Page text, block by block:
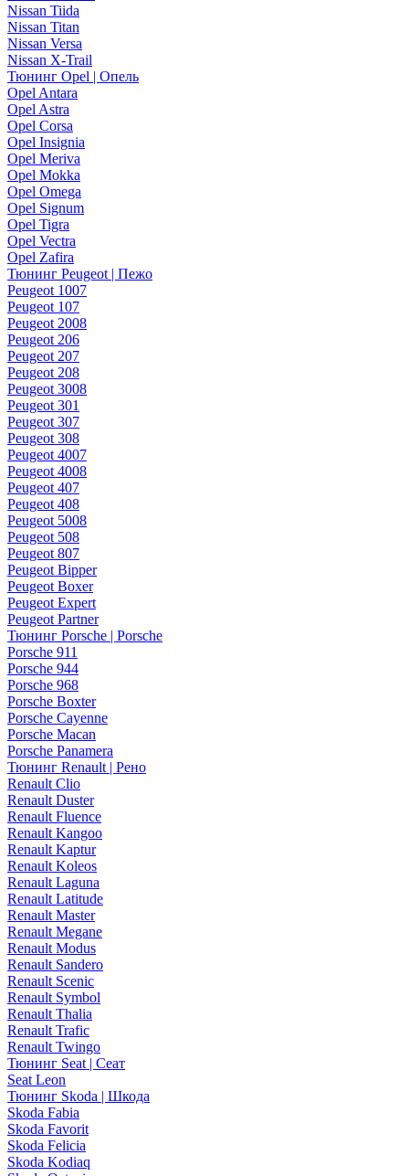
Nissan Tiida
Nissan Titan
Nissan Versa
Nissan X-Trail
Тюнинг Opel | Опель
Opel Antara
Opel Astra
Opel Corsa
Opel Insignia
Opel Meriva
Opel Mokka
Opel Omega
Opel Signum
Opel Tigra
Opel Vectra
Opel Zafira
Тюнинг Peugeot | Пежо
Peugeot 1007
Peugeot 107
Peugeot 2008
Peugeot 206
Peugeot 207
Peugeot 208
Peugeot 3008
Peugeot 301
Peugeot 307
Peugeot 308
Peugeot 4007
Peugeot 4008
Peugeot 407
Peugeot 408
Peugeot 5008
Peugeot 508
Peugeot 807
Peugeot Bipper
Peugeot Boxer
Peugeot Expert
Peugeot Partner
Тюнинг Porsche | Porsche
Porsche 911
Porsche 944
Porsche 968
Porsche Boxter
Porsche Cayenne
Porsche Macan
Porsche Panamera
Тюнинг Renault | Рено
Renault Clio
Renault Duster
Renault Fluence
Renault Kangoo
Renault Kaptur
Renault Koleos
Renault Laguna
Renault Latitude
Renault Master
Renault Megane
Renault Modus
Renault Sandero
Renault Scenic
Renault Symbol
Renault Thalia
Renault Trafic
Renault Twingo
Тюнинг Seat | Сеат
Seat Leon
Тюнинг Skoda | Шкода
Skoda Fabia
Skoda Favorit
Skoda Felicia
Skoda Kodiaq